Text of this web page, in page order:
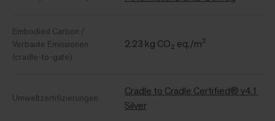
Embodied Carbon /
Verbaute Emissionen
(cradle-to-gate)
2.23 kg CO₂ eq./m²
Umweltzertifizierungen
Cradle to Cradle Certified® v4.1
Silver